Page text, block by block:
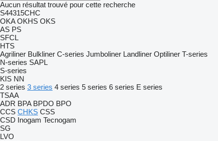
Aucun résultat trouvé pour cette recherche
S44315CHC
OKA OKHS OKS
AS PS
SFCL
HTS
Agriliner Bulkliner C-series Jumboliner Landliner Optiliner T-series
N-series SAPL
S-series
KIS NN
2 series 3 series 4 series 5 series 6 series E series
TSAA
ADR BPA BPDO BPO
CCS CHKS CSS
CSD Inogam Tecnogam
SG
LVO